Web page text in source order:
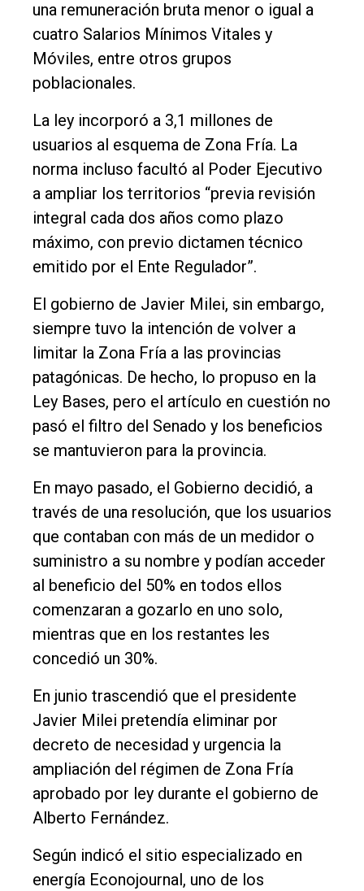
una remuneración bruta menor o igual a
cuatro Salarios Mínimos Vitales y
Móviles, entre otros grupos
poblacionales.
La ley incorporó a 3,1 millones de
usuarios al esquema de Zona Fría. La
norma incluso facultó al Poder Ejecutivo
a ampliar los territorios “previa revisión
integral cada dos años como plazo
máximo, con previo dictamen técnico
emitido por el Ente Regulador”.
El gobierno de Javier Milei, sin embargo,
siempre tuvo la intención de volver a
limitar la Zona Fría a las provincias
patagónicas. De hecho, lo propuso en la
Ley Bases, pero el artículo en cuestión no
pasó el filtro del Senado y los beneficios
se mantuvieron para la provincia.
En mayo pasado, el Gobierno decidió, a
través de una resolución, que los usuarios
que contaban con más de un medidor o
suministro a su nombre y podían acceder
al beneficio del 50% en todos ellos
comenzaran a gozarlo en uno solo,
mientras que en los restantes les
concedió un 30%.
En junio trascendió que el presidente
Javier Milei pretendía eliminar por
decreto de necesidad y urgencia la
ampliación del régimen de Zona Fría
aprobado por ley durante el gobierno de
Alberto Fernández.
Según indicó el sitio especializado en
energía Econojournal, uno de los